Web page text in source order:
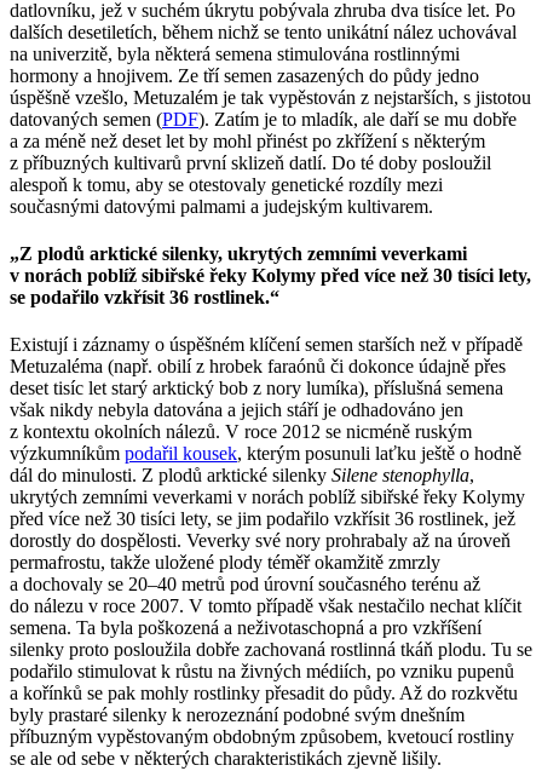
datlovníku, jež v suchém úkrytu pobývala zhruba dva tisíce let. Po
dalších desetiletích, během nichž se tento unikátní nález uchovával
na univerzitě, byla některá semena stimulována rostlinnými
hormony a hnojivem. Ze tří semen zasazených do půdy jedno
úspěšně vzešlo, Metuzalém je tak vypěstován z nejstarších, s jistotou
datovaných semen (PDF). Zatím je to mladík, ale daří se mu dobře
a za méně než deset let by mohl přinést po zkřížení s některým
z příbuzných kultivarů první sklizeň datlí. Do té doby posloužil
alespoň k tomu, aby se otestovaly genetické rozdíly mezi
současnými datovými palmami a judejským kultivarem.
„Z plodů arktické silenky, ukrytých zemními veverkami
v norách poblíž sibiřské řeky Kolymy před více než 30 tisíci lety,
se podařilo vzkřísit 36 rostlinek.“
Existují i záznamy o úspěšném klíčení semen starších než v případě
Metuzaléma (např. obilí z hrobek faraónů či dokonce údajně přes
deset tisíc let starý arktický bob z nory lumíka), příslušná semena
však nikdy nebyla datována a jejich stáří je odhadováno jen
z kontextu okolních nálezů. V roce 2012 se nicméně ruským
výzkumníkům podařil kousek, kterým posunuli laťku ještě o hodně
dál do minulosti. Z plodů arktické silenky Silene stenophylla,
ukrytých zemními veverkami v norách poblíž sibiřské řeky Kolymy
před více než 30 tisíci lety, se jim podařilo vzkřísit 36 rostlinek, jež
dorostly do dospělosti. Veverky své nory prohrabaly až na úroveň
permafrostu, takže uložené plody téměř okamžitě zmrzly
a dochovaly se 20–40 metrů pod úrovní současného terénu až
do nálezu v roce 2007. V tomto případě však nestačilo nechat klíčit
semena. Ta byla poškozená a neživotaschopná a pro vzkříšení
silenky proto posloužila dobře zachovaná rostlinná tkáň plodu. Tu se
podařilo stimulovat k růstu na živných médiích, po vzniku pupenů
a kořínků se pak mohly rostlinky přesadit do půdy. Až do rozkvětu
byly prastaré silenky k nerozeznání podobné svým dnešním
příbuzným vypěstovaným obdobným způsobem, kvetoucí rostliny
se ale od sebe v některých charakteristikách zjevně lišily.